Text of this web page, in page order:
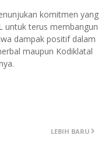
komitmen yang
untuk terus membangun
dampak positif dalam
maupun Kodiklatal
LEBIH BARU